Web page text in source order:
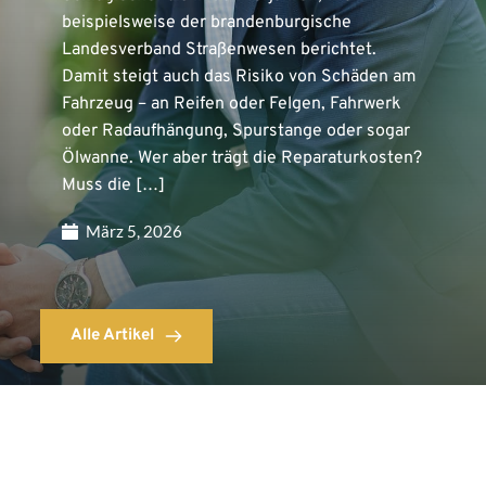
beispielsweise der brandenburgische
Landesverband Straßenwesen berichtet.
Damit steigt auch das Risiko von Schäden am
Fahrzeug – an Reifen oder Felgen, Fahrwerk
oder Radaufhängung, Spurstange oder sogar
Ölwanne. Wer aber trägt die Reparaturkosten?
Muss die […]
März 5, 2026
Alle Artikel